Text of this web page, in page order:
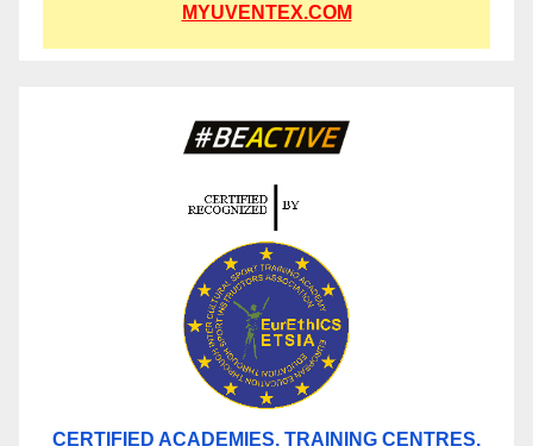
MYUVENTEX.COM
CERTIFIED ACADEMIES, TRAINING CENTRES,